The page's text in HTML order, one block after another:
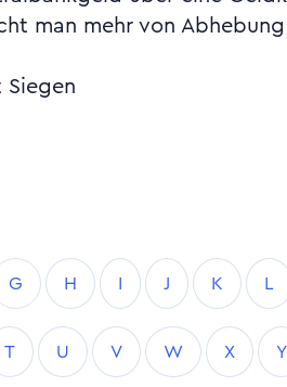
man mehr von
G H I J K L
T U V W X Y